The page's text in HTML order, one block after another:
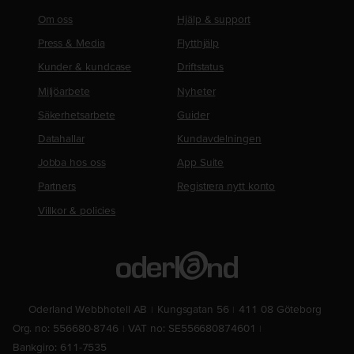
Om oss
Press & Media
Kunder & kundcase
Miljöarbete
Säkerhetsarbete
Datahallar
Jobba hos oss
Partners
Villkor & policies
Hjälp & support
Flytthjälp
Driftstatus
Nyheter
Guider
Kundavdelningen
App Suite
Registrera nytt konto
Oderland Webbhotell AB Kungsgatan 56
411 08 Göteborg
Org. no: 556680-8746
VAT no: SE556680874601
Bankgiro: 611-7535